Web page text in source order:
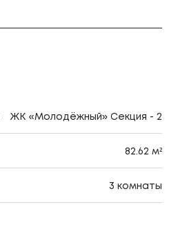
ЖК «Молодёжный» Секция - 2
82.62 м²
3 комнаты